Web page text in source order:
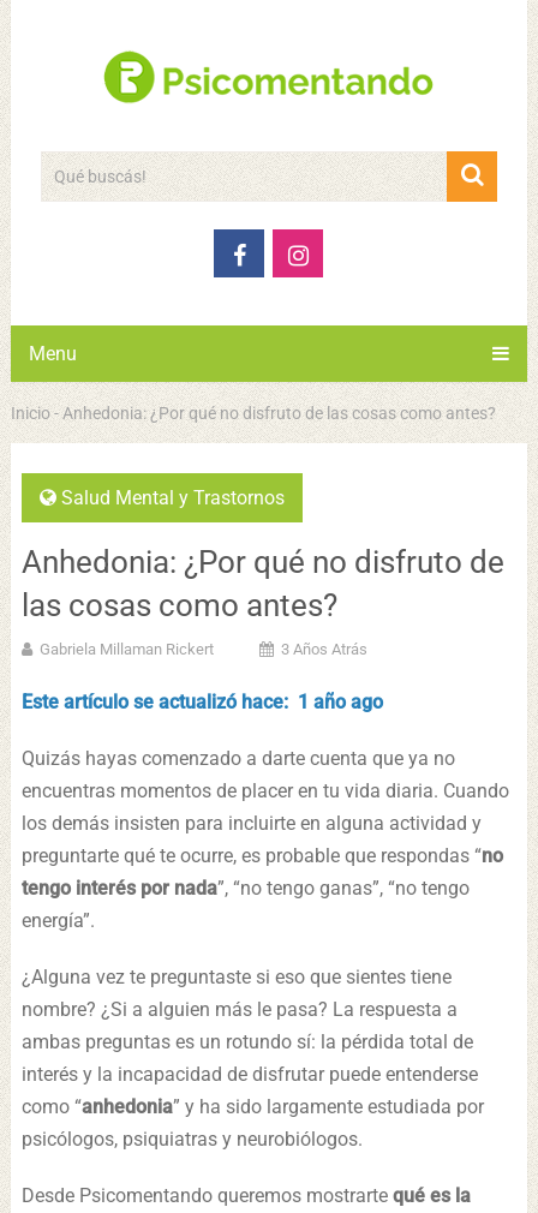
Menu
Inicio-Anhedonia: ¿Por qué no disfruto de las cosas como antes?
Salud Mental y Trastornos
Anhedonia: ¿Por qué no disfruto de
las cosas como antes?
Gabriela Millaman Rickert 3 Años Atrás
Este artículo se actualizó hace: 1 año ago
Quizás hayas comenzado a darte cuenta que ya no
encuentras momentos de placer en tu vida diaria. Cuando
los demás insisten para incluirte en alguna actividad y
preguntarte qué te ocurre, es probable que respondas “no
tengo interés por nada”, “no tengo ganas”, “no tengo
energía”.
¿Alguna vez te preguntaste si eso que sientes tiene
nombre? ¿Si a alguien más le pasa? La respuesta a
ambas preguntas es un rotundo sí: la pérdida total de
interés y la incapacidad de disfrutar puede entenderse
como “anhedonia” y ha sido largamente estudiada por
psicólogos, psiquiatras y neurobiólogos.
Desde Psicomentando queremos mostrarte qué es la